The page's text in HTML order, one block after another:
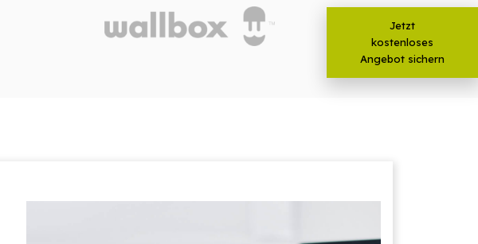
Jetzt
kostenloses
Angebot sichern